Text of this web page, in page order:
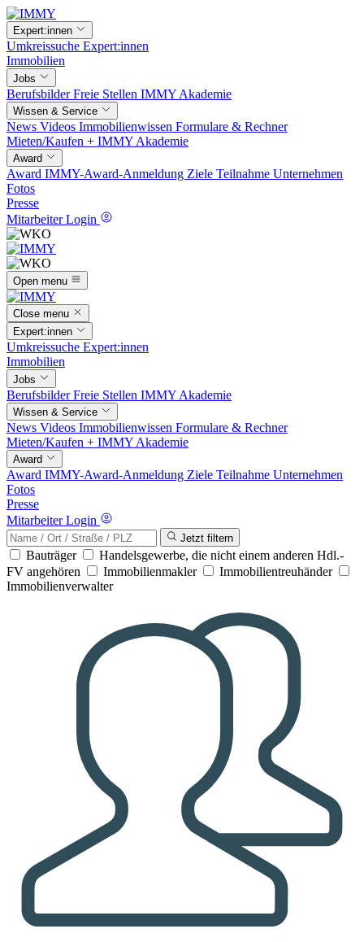
Expert:innen
Umkreissuche Expert:innen
Immobilien
Jobs
BerufsbilderFreie Stellen IMMY Akademie
Wissen & Service
News Videos Immobilienwissen Formulare & Rechner
Mieten/Kaufen + IMMY Akademie
Award
Award IMMY-Award-Anmeldung Ziele Teilnahme Unternehmen
Fotos
Presse
Mitarbeiter Login
Open menu
Close menu
Expert:innen
Umkreissuche Expert:innen
Immobilien
Jobs
BerufsbilderFreie Stellen IMMY Akademie
Wissen & Service
News Videos Immobilienwissen Formulare & Rechner
Mieten/Kaufen + IMMY Akademie
Award
Award IMMY-Award-Anmeldung Ziele Teilnahme Unternehmen
Fotos
Presse
Mitarbeiter Login
Jetzt filtern
Bauträger
Handelsgewerbe, die nicht einem anderen Hdl.-
FV angehören
Immobilienmakler
Immobilientreuhänder
Immobilienverwalter